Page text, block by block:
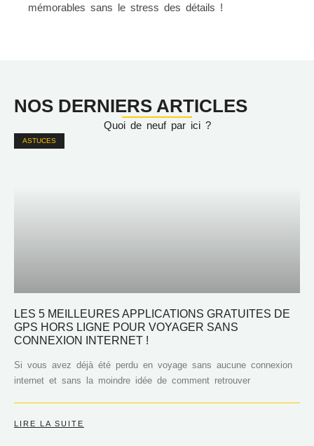
mémorables sans le stress des détails !
NOS DERNIERS ARTICLES
Quoi de neuf par ici ?
ASTUCES
LES 5 MEILLEURES APPLICATIONS GRATUITES DE
GPS HORS LIGNE POUR VOYAGER SANS
CONNEXION INTERNET !
Si vous avez déjà été perdu en voyage sans aucune connexion
internet et sans la moindre idée de comment retrouver
LIRE LA SUITE